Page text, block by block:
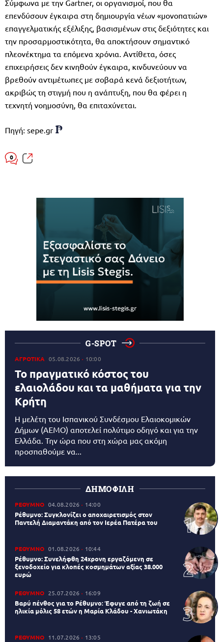
Σύμφωνα με την Gartner, οι οργανισμοί, που θα
επενδύσουν έγκαιρα στη δημιουργία νέων «μονοπατιών»
επαγγελματικής εξέλιξης, βασισμένων στις δεξιότητες και
την προσαρμοστικότητα, θα αποκτήσουν σημαντικό
πλεονέκτημα τα επόμενα χρόνια. Αντίθετα, όσες
επιχειρήσεις δεν κινηθούν έγκαιρα, κινδυνεύουν να
βρεθούν αντιμέτωπες με σοβαρά κενά δεξιοτήτων,
ακριβώς τη στιγμή που η ανάπτυξη, που θα φέρει η
τεχνητή νοημοσύνη, θα επιταχύνεται.
Πηγή: sepe.gr
0
G-SPOT
ΑΓΡΟΤΙΚΑ 05.08.2026 10:00
Το πραγματικό κόστος του
ελαιολάδου και τα μαθήματα για την
Κρήτη
Η μελέτη του Ισπανικού Συνδέσμου Ελαιοκομικών
Δήμων (AEMO) αποτελεί πολύτιμο οδηγό και για την
Ελλάδα. Την ώρα που στη χώρα μας ακόμη
προσπαθούμε να...
ΔΗΜΟΦΙΛΗ
ΡΕΘΥΜΝΟ 04.08.2026 14:00
Ρέθυμνο: Συγκλονίζει ο αποχαιρετισμός στον
Παντελή Διαμαντάκη από τον Ιερέα Πατέρα του
ΡΕΘΥΜΝΟ 01.08.2026 10:44
Ρέθυμνο: Συνελήφθη 24χρονη εργαζόμενη σε
ξενοδοχείο για κλοπές κοσμημάτων αξίας 38.000
ευρώ
ΡΕΘΥΜΝΟ 25.07.2026 16:09
Βαρύ πένθος για το Ρέθυμνο: Έφυγε από τη ζωή σε
ηλικία μόλις 58 ετών η Μαρία Κλάδου - Χανιωτάκη
ΡΕΘΥΜΝΟ 11.07.2026 13:05